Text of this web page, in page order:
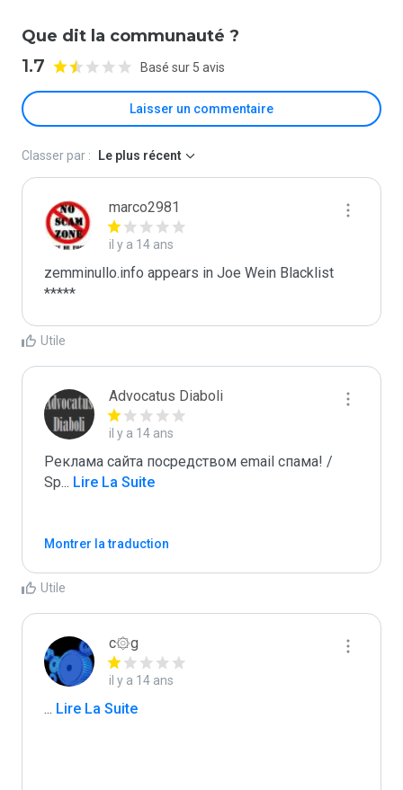
Que dit la communauté ?
1.7 Basé sur 5 avis
Laisser un commentaire
Classer par : Le plus récent
marco2981
il y a 14 ans
zemminullo.info appears in Joe Wein Blacklist
*****
Utile
Advocatus Diaboli
il y a 14 ans
Реклама сайта посредством email спама! /
Sp... Lire La Suite
Montrer la traduction
Utile
c۞g
il y a 14 ans
... Lire La Suite